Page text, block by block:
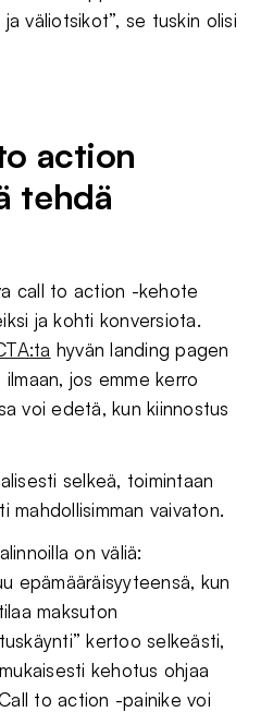
väliotsikot”, se tuskin olisi
action
tehdä
call to action -kehote
ja kohti konversiota.
hyvän landing pagen
jos emme kerro
voi edetä, kun kiinnostus
selkeä, toimintaan
mahdollisimman vaivaton.
on väliä:
epämääräisyyteensä, kun
maksuton
kertoo selkeästi,
kehotus ohjaa
to action -painike voi